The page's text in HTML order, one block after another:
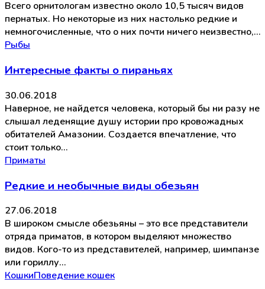
Всего орнитологам известно около 10,5 тысяч видов
пернатых. Но некоторые из них настолько редкие и
немногочисленные, что о них почти ничего неизвестно,…
Рыбы
Интересные факты о пираньях
30.06.2018
Наверное, не найдется человека, который бы ни разу не
слышал леденящие душу истории про кровожадных
обитателей Амазонии. Создается впечатление, что
стоит только…
Приматы
Редкие и необычные виды обезьян
27.06.2018
В широком смысле обезьяны – это все представители
отряда приматов, в котором выделяют множество
видов. Кого-то из представителей, например, шимпанзе
или гориллу…
КошкиПоведение кошек